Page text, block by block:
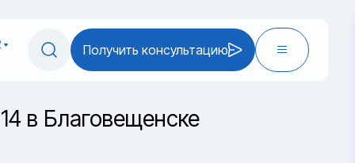
Получить консультацию
в Благовещенске